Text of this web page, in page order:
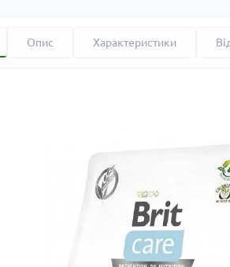
Опис Характеристики